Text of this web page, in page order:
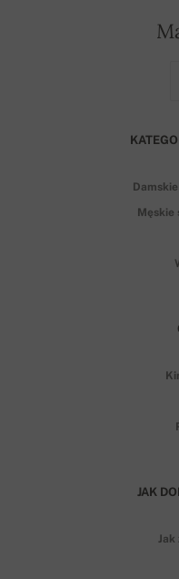
Męskie
JAK